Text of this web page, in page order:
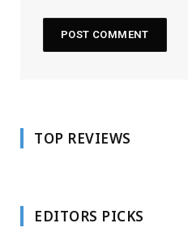
TOP REVIEWS
EDITORS PICKS